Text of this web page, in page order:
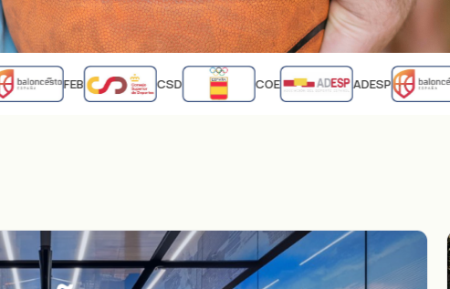
FEB CSD COE ADESP